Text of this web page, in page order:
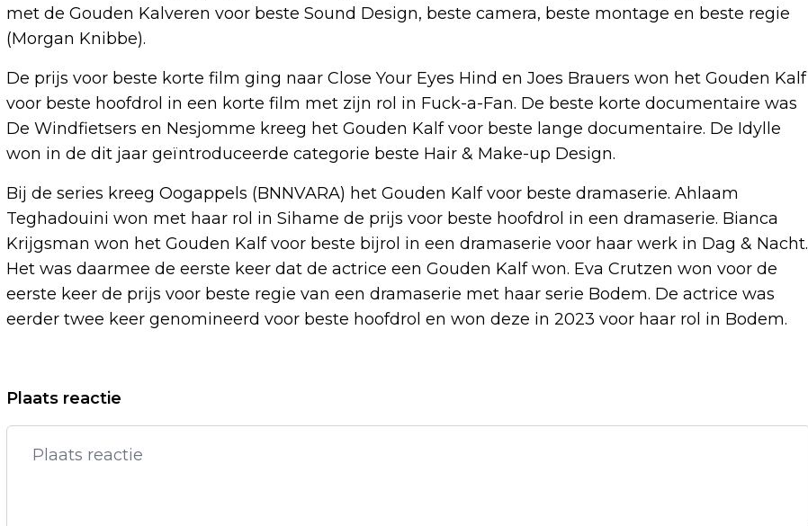
met de Gouden Kalveren voor beste Sound Design, beste camera, beste montage en beste regie
(Morgan Knibbe).
De prijs voor beste korte film ging naar Close Your Eyes Hind en Joes Brauers won het Gouden Kalf
voor beste hoofdrol in een korte film met zijn rol in Fuck-a-Fan. De beste korte documentaire was
De Windfietsers en Nesjomme kreeg het Gouden Kalf voor beste lange documentaire. De Idylle
won in de dit jaar geïntroduceerde categorie beste Hair & Make-up Design.
Bij de series kreeg Oogappels (BNNVARA) het Gouden Kalf voor beste dramaserie. Ahlaam
Teghadouini won met haar rol in Sihame de prijs voor beste hoofdrol in een dramaserie. Bianca
Krijgsman won het Gouden Kalf voor beste bijrol in een dramaserie voor haar werk in Dag & Nacht.
Het was daarmee de eerste keer dat de actrice een Gouden Kalf won. Eva Crutzen won voor de
eerste keer de prijs voor beste regie van een dramaserie met haar serie Bodem. De actrice was
eerder twee keer genomineerd voor beste hoofdrol en won deze in 2023 voor haar rol in Bodem.
Vorig artikel
EO-PODCAST DE SPINDOCTORS GAAT
DOOR NA PAUZE WEGENS AANVARING
DIDDY ZEGT SORRY TEGEN EX EN NOEMT
Plaats reactie